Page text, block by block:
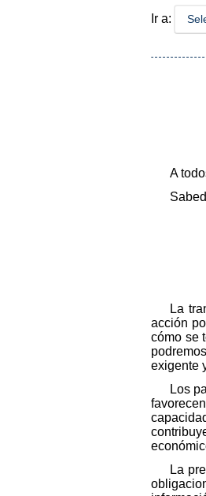
Ir a:
A
La
acción
cómo se
exigente
Los
La